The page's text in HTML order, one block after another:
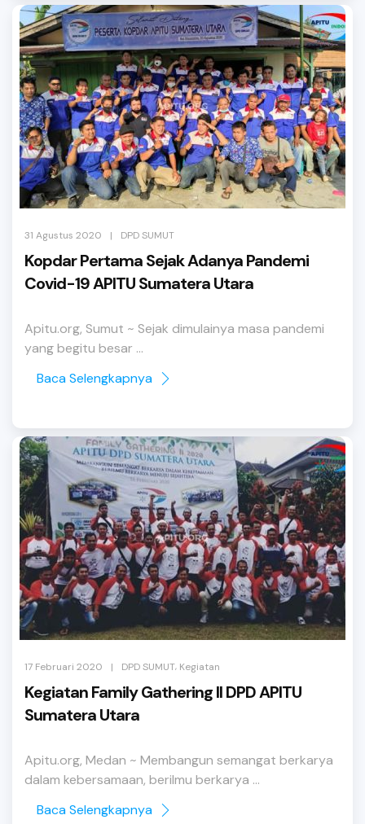
31 Agustus 2020 | DPD SUMUT
Kopdar Pertama Sejak Adanya Pandemi
Covid-19 APITU Sumatera Utara
Apitu.org, Sumut ~ Sejak dimulainya masa pandemi
yang begitu besar ...
Baca Selengkapnya
17 Februari 2020 | DPD SUMUT, Kegiatan
Kegiatan Family Gathering II DPD APITU
Sumatera Utara
Apitu.org, Medan ~ Membangun semangat berkarya
dalam kebersamaan, berilmu berkarya ...
Baca Selengkapnya